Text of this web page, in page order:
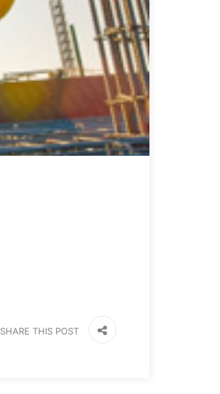
SHARE THIS POST